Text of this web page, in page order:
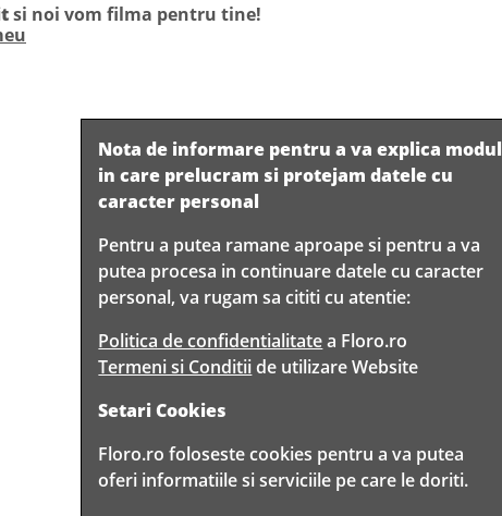
si noi vom filma pentru tine!
Nota de informare pentru a va explica modul
in care prelucram si protejam datele cu
caracter personal
Pentru a putea ramane aproape si pentru a va
putea procesa in continuare datele cu caracter
personal, va rugam sa cititi cu atentie:
Politica de confidentialitatea Floro.ro
Termeni si Conditiide utilizare Website
Setari Cookies
Floro.ro foloseste cookies pentru a va putea
oferi informatiile si serviciile pe care le doriti.